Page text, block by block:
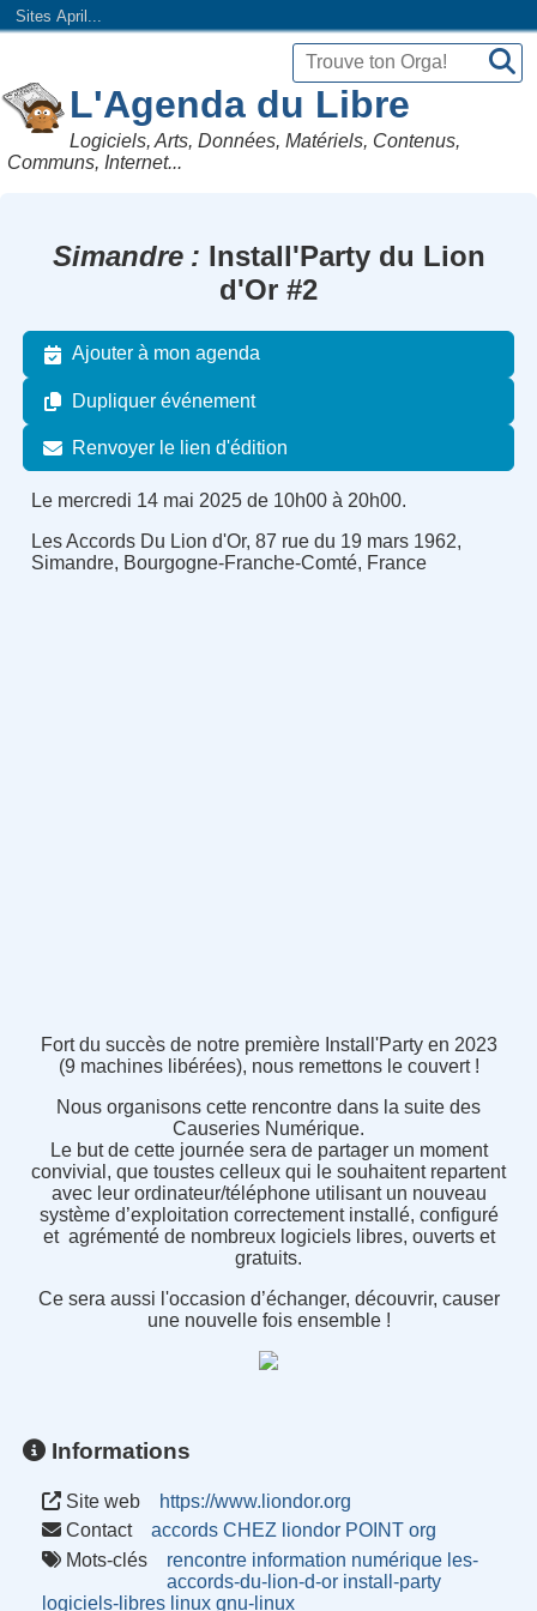
Sites April...
L'Agenda du Libre
Logiciels, Arts, Données, Matériels, Contenus,
Communs, Internet...
Simandre
Install'Party du Lion
d'Or #2
Ajouter à mon agenda
Dupliquer événement
Renvoyer le lien d'édition
Le mercredi 14 mai 2025 de 10h00 à 20h00.
Les Accords Du Lion d'Or, 87 rue du 19 mars 1962,
Simandre, Bourgogne-Franche-Comté, France
Fort du succès de notre première Install'Party en 2023
(9 machines libérées), nous remettons le couvert !
Nous organisons cette rencontre dans la suite des
Causeries Numérique.
Le but de cette journée sera de partager un moment
convivial, que toustes celleux qui le souhaitent repartent
avec leur ordinateur/téléphone utilisant un nouveau
système d’exploitation correctement installé, configuré
et agrémenté de nombreux logiciels libres, ouverts et
gratuits.
Ce sera aussi l'occasion d’échanger, découvrir, causer
une nouvelle fois ensemble !
Informations
Site web
https://www.liondor.org
Contact
accords CHEZ liondor POINT org
Mots-clés
rencontre information numérique les-
accords-du-lion-d-or install-party
logiciels-libres linux gnu-linux